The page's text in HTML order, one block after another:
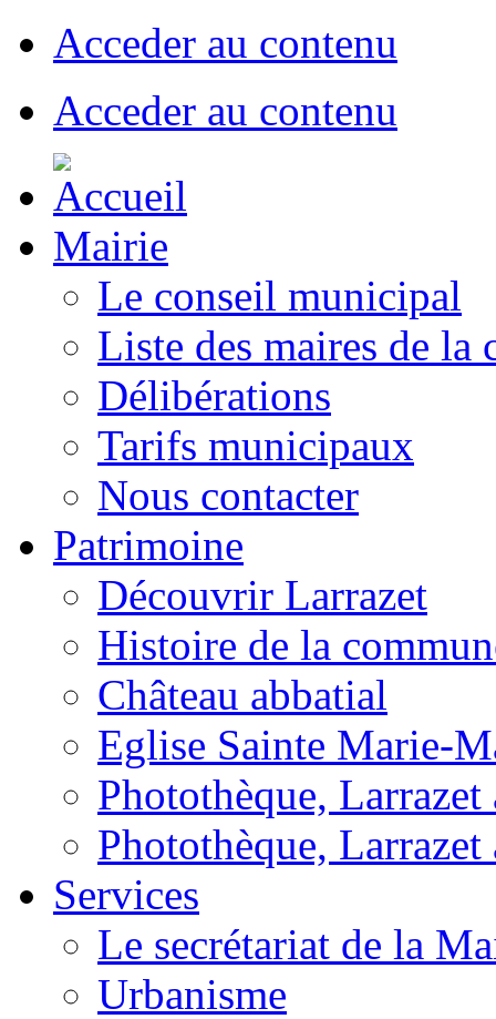
Acceder au contenu
Acceder au contenu
Mairie
Le conseil municipal
Liste des maires de la
Délibérations
Tarifs municipaux
Nous contacter
Patrimoine
Découvrir Larrazet
Histoire de la
Château abbatial
Eglise Sainte Marie-
Photothèque,
Photothèque,
Services
Le secrétariat de la
Urbanisme